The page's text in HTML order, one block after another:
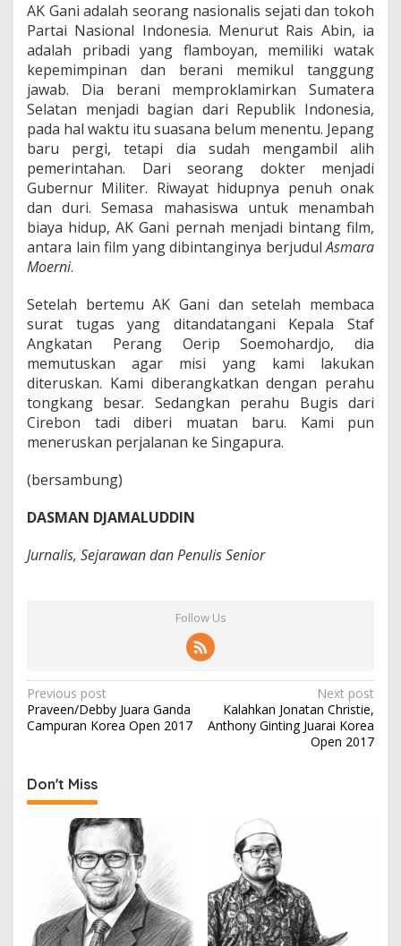
AK Gani adalah seorang nasionalis sejati dan tokoh
Partai Nasional Indonesia. Menurut Rais Abin, ia
adalah pribadi yang flamboyan, memiliki watak
kepemimpinan dan berani memikul tanggung
jawab. Dia berani memproklamirkan Sumatera
Selatan menjadi bagian dari Republik Indonesia,
pada hal waktu itu suasana belum menentu. Jepang
baru pergi, tetapi dia sudah mengambil alih
pemerintahan. Dari seorang dokter menjadi
Gubernur Militer. Riwayat hidupnya penuh onak
dan duri. Semasa mahasiswa untuk menambah
biaya hidup, AK Gani pernah menjadi bintang film,
antara lain film yang dibintanginya berjudulAsmara
Moerni.
Setelah bertemu AK Gani dan setelah membaca
surat tugas yang ditandatangani Kepala Staf
Angkatan Perang Oerip Soemohardjo, dia
memutuskan agar misi yang kami lakukan
diteruskan. Kami diberangkatkan dengan perahu
tongkang besar. Sedangkan perahu Bugis dari
Cirebon tadi diberi muatan baru. Kami pun
meneruskan perjalanan ke Singapura.
(bersambung)
DASMAN DJAMALUDDIN
Jurnalis, Sejarawan dan Penulis Senior
Follow Us
P
o
t
n
a
Previous post
Praveen/Debby Juara Ganda
Campuran Korea Open 2017
Next post
Kalahkan Jonatan Christie,
Anthony Ginting Juarai Korea
Open 2017
Don't Miss